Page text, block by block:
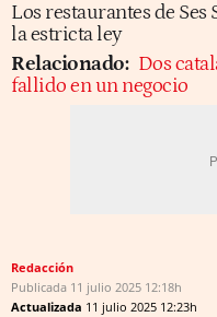
Los restaurantes de
la estricta ley
Relacionado: Dos
fallido en un negocio
Redacción
Publicada 11 julio 2025 12:18h
Actualizada 11 julio 2025 12:23h